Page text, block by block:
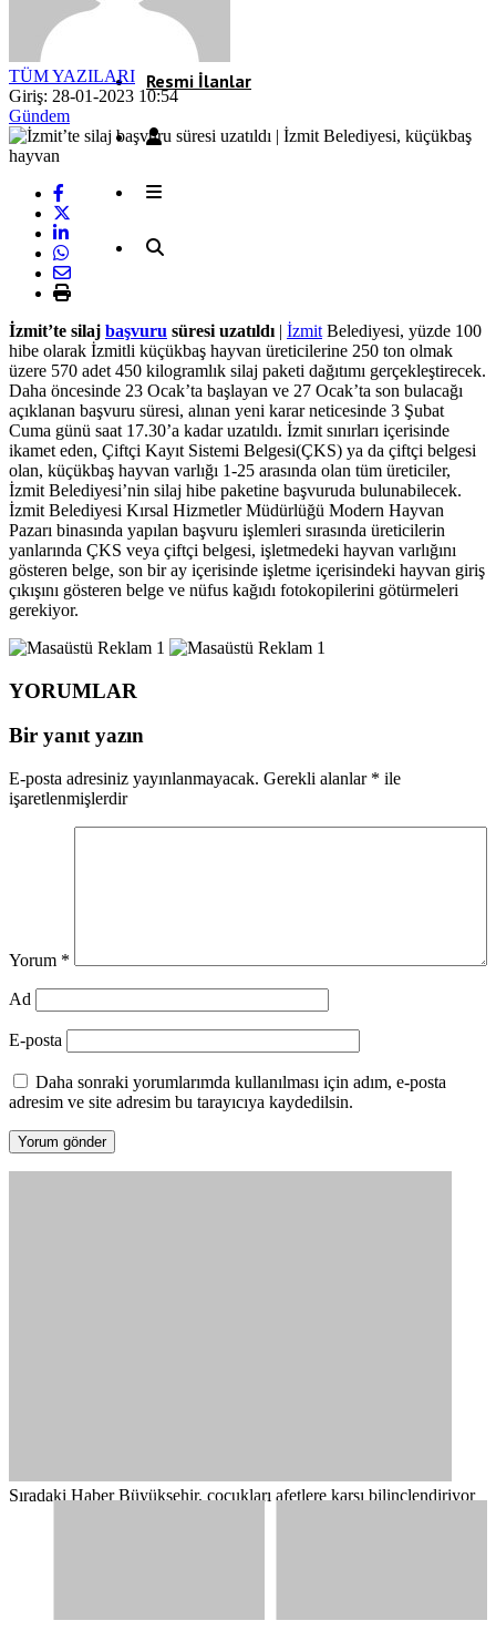
Röportaj
Resmi İlanlar
TÜM YAZILARI
Giriş: 28-01-2023 10:54
Gündem
İzmit’te silaj başvuru süresi uzatıldı | İzmit Belediyesi, yüzde 100
hibe olarak İzmitli küçükbaş hayvan üreticilerine 250 ton olmak
üzere 570 adet 450 kilogramlık silaj paketi dağıtımı gerçekleştirecek.
Daha öncesinde 23 Ocak’ta başlayan ve 27 Ocak’ta son bulacağı
açıklanan başvuru süresi, alınan yeni karar neticesinde 3 Şubat
Cuma günü saat 17.30’a kadar uzatıldı. İzmit sınırları içerisinde
ikamet eden, Çiftçi Kayıt Sistemi Belgesi(ÇKS) ya da çiftçi belgesi
olan, küçükbaş hayvan varlığı 1-25 arasında olan tüm üreticiler,
İzmit Belediyesi’nin silaj hibe paketine başvuruda bulunabilecek.
İzmit Belediyesi Kırsal Hizmetler Müdürlüğü Modern Hayvan
Pazarı binasında yapılan başvuru işlemleri sırasında üreticilerin
yanlarında ÇKS veya çiftçi belgesi, işletmedeki hayvan varlığını
gösteren belge, son bir ay içerisinde işletme içerisindeki hayvan giriş
çıkışını gösteren belge ve nüfus kağıdı fotokopilerini götürmeleri
gerekiyor.
YORUMLAR
Bir yanıt yazın
E-posta adresiniz yayınlanmayacak. Gerekli alanlar * ile
işaretlenmişlerdir
Yorum *
Ad
E-posta
Daha sonraki yorumlarımda kullanılması için adım, e-posta
adresim ve site adresim bu tarayıcıya kaydedilsin.
Sıradaki Haber Büyükşehir, çocukları afetlere karşı bilinçlendiriyor